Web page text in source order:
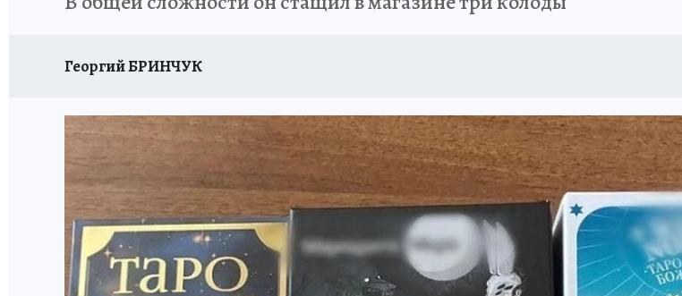
Георгий БРИНЧУК